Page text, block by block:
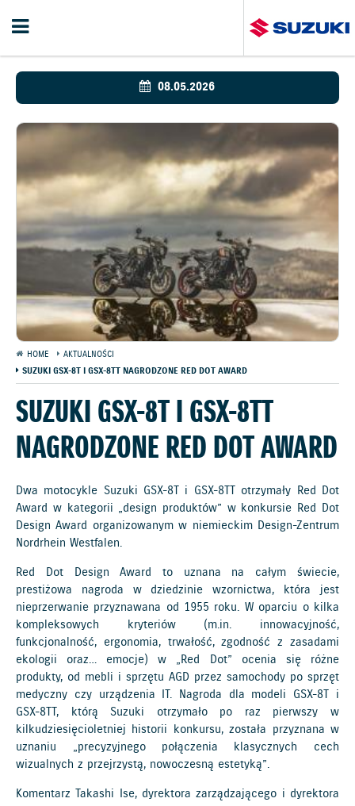
08.05.2026
HOME
AKTUALNOŚCI
SUZUKI GSX-8T I GSX-8TT NAGRODZONE RED DOT AWARD
SUZUKI GSX-8T I GSX-8TT
NAGRODZONE RED DOT AWARD
Dwa motocykle Suzuki GSX-8T i GSX-8TT otrzymały Red Dot
Award w kategorii „design produktów” w konkursie Red Dot
Design Award organizowanym w niemieckim Design-Zentrum
Nordrhein Westfalen.
Red Dot Design Award to uznana na całym świecie,
prestiżowa nagroda w dziedzinie wzornictwa, która jest
nieprzerwanie przyznawana od 1955 roku. W oparciu o kilka
kompleksowych kryteriów (m.in. innowacyjność,
funkcjonalność, ergonomia, trwałość, zgodność z zasadami
ekologii oraz… emocje) w „Red Dot” ocenia się różne
produkty, od mebli i sprzętu AGD przez samochody po sprzęt
medyczny czy urządzenia IT. Nagroda dla modeli GSX-8T i
GSX-8TT, którą Suzuki otrzymało po raz pierwszy w
kilkudziesięcioletniej historii konkursu, została przyznana w
uznaniu „precyzyjnego połączenia klasycznych cech
wizualnych z przejrzystą, nowoczesną estetyką”.
Komentarz Takashi Ise, dyrektora zarządzającego i dyrektora